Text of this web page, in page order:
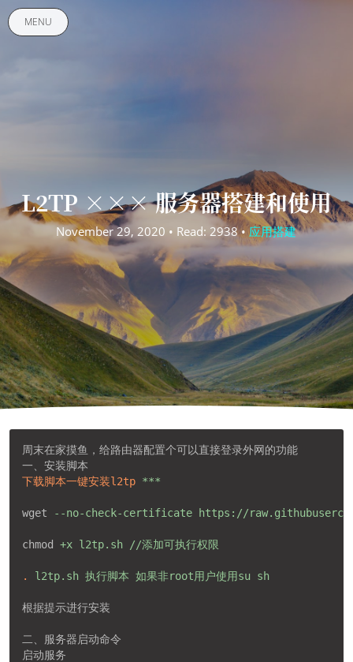
MENU
L2TP ××× 服务器搭建和使用
November 29, 2020 • Read: 2938 •应用搭建
周末在家摸鱼，给路由器配置个可以直接登录外网的功能
一、安装脚本
下载脚本一键安装l2tp ***
wget --no-check-certificate https://
chmod +x l2tp.sh //添加可执行权限
. l2tp.sh 执行脚本 如果非root用户使用su sh
根据提示进行安装
二、服务器启动命令
启动服务